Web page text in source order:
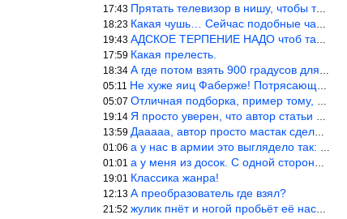
17:43 Прятать телевизор в нишу, чтобы тепло от ТВ не отводилось и теле
18:23 Какая чушь… Сейчас подобные часы в магазине стоят меньше 10 долл
19:43 АДСКОЕ ТЕРПЕНИЕ НАДО чтоб такое вышить
17:59 Какая прелесть.
18:34 А где потом взять 900 градусов для обжига?
05:11 Не хуже яиц Фаберже! Потрясающе!!! Молодчина....!!!
05:07 Отличная подборка, пример тому, чем можно и сейчас заниматься…
19:14 Я просто уверен, что автор статьи никогда не будет использовать
13:59 Дааааа, автор просто мастак сделать интригу на ровном месте! А н
01:06 а у нас в армии это выглядело так: снизу полозья из сваренные тр
01:01 а у меня из досок. С одной стороны сарай, а другая половина — ду
19:01 Классика жанра!
12:13 А преобразователь где взял?
21:52 жулик пнёт и ногой пробьёт её насквозь. Но даже если и никогда н